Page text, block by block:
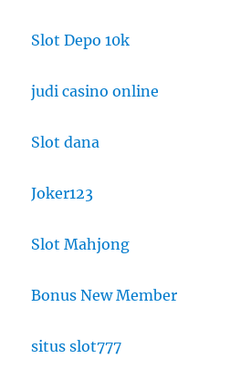
Slot Depo 10k
judi casino online
Slot dana
Joker123
Slot Mahjong
Bonus New Member
situs slot777